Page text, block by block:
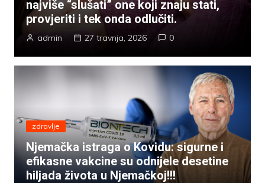
najviše “slušati” one koji znaju stati,
provjeriti i tek onda odlučiti.
admin 27 travnja, 2026 0
zdravlje
Njemačka istraga o Kovidu: sigurne i
efikasne vakcine su odnijele desetine
hiljada života u Njemačkoj!!!